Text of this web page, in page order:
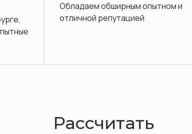
Послегарантийное обслуживание
навсегда.
Рассчитать